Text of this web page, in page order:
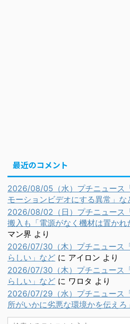
最近のコメント
2026/08/05（水）プチニュース
モーションビデオにする異常」な
2026/08/02（日）プチニュース
搬入も「電源がなく機材は置かれ
マン界 より
2026/07/30（木）プチニュース
らしい」など に アイロン より
2026/07/30（木）プチニュース
らしい」など に ワロタ より
2026/07/29（水）プチニュース
所がいかに劣悪な環境かを伝えろ